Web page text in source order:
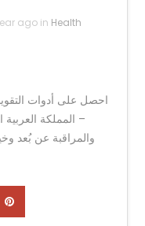
ago in Health
احصل على أدوات
– المملكة
والمراقبة عن بُعد